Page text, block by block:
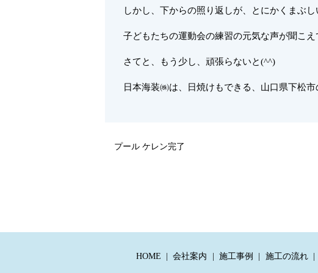
しかし、下からの照り返しが、とにかくまぶ
子どもたちの運動会の練習の元気な声が聞こ
さてと、もう少し、頑張らないと(^^)
日本海装㈱は、日焼けもできる、山口県下松
プール ケレン完了
HOME 会社案内 施工事例 施工の流れ